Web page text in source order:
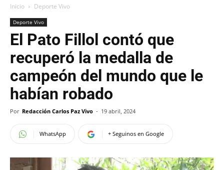
Inicio Deporte Vivo
Deporte Vivo
El Pato Fillol contó que
recuperó la medalla de
campeón del mundo que le
habían robado
Por Redacción Carlos Paz Vivo - 19 abril, 2024
WhatsApp + Seguinos en Google